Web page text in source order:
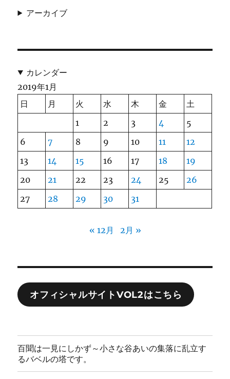
アーカイブ
カレンダー
2019年1月
日
月 火 水 木 金
土
1
2 3 4
5
6
7 8 9 10 11
12
13
14 15 16 17 18
19
20
21 22 23 24 25
26
27
28 29 30 31
« 12月 2月 »
オフィシャルサイトVOL2はこちら
百聞は一見にしかず～小さな谷あいの集落に乱立す
るバベルの塔です。